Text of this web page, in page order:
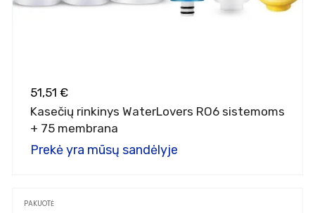
51,51 €
Kasečių rinkinys WaterLovers RO6 sistemoms
+ 75 membrana
Prekė yra mūsų sandėlyje
PAKUOTĖ